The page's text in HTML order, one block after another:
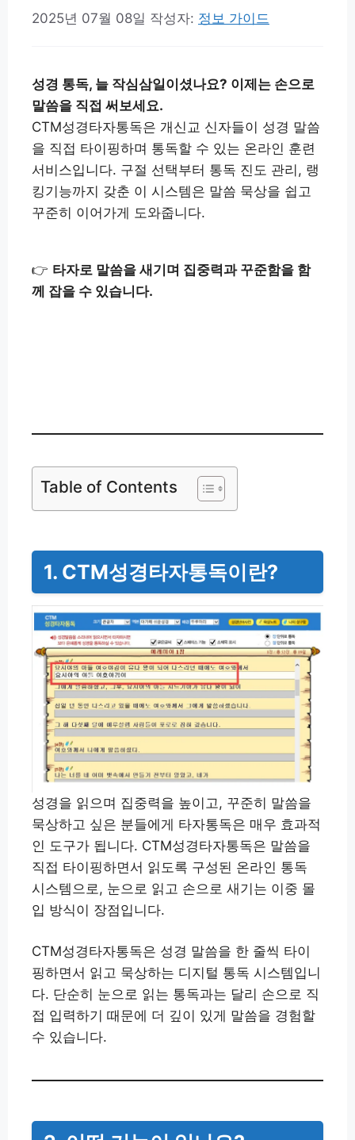
2025년 07월 08일 작성자: 정보 가이드
성경 통독, 늘 작심삼일이셨나요? 이제는 손으로
말씀을 직접 써보세요.
CTM성경타자통독은 개신교 신자들이 성경 말씀
을 직접 타이핑하며 통독할 수 있는 온라인 훈련
서비스입니다. 구절 선택부터 통독 진도 관리, 랭
킹기능까지 갖춘 이 시스템은 말씀 묵상을 쉽고
꾸준히 이어가게 도와줍니다.
👉 타자로 말씀을 새기며 집중력과 꾸준함을 함
께 잡을 수 있습니다.
Table of Contents
1. CTM성경타자통독이란?
성경을 읽으며 집중력을 높이고, 꾸준히 말씀을
묵상하고 싶은 분들에게 타자통독은 매우 효과적
인 도구가 됩니다. CTM성경타자통독은 말씀을
직접 타이핑하면서 읽도록 구성된 온라인 통독
시스템으로, 눈으로 읽고 손으로 새기는 이중 몰
입 방식이 장점입니다.
CTM성경타자통독은 성경 말씀을 한 줄씩 타이
핑하면서 읽고 묵상하는 디지털 통독 시스템입니
다. 단순히 눈으로 읽는 통독과는 달리 손으로 직
접 입력하기 때문에 더 깊이 있게 말씀을 경험할
수 있습니다.